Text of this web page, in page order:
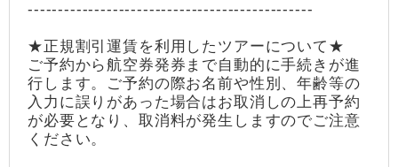
-----------------------------------------------
★正規割引運賃を利用したツアーについて★
ご予約から航空券発券まで自動的に手続きが進
行します。ご予約の際お名前や性別、年齢等の
入力に誤りがあった場合はお取消しの上再予約
が必要となり、取消料が発生しますのでご注意
ください。